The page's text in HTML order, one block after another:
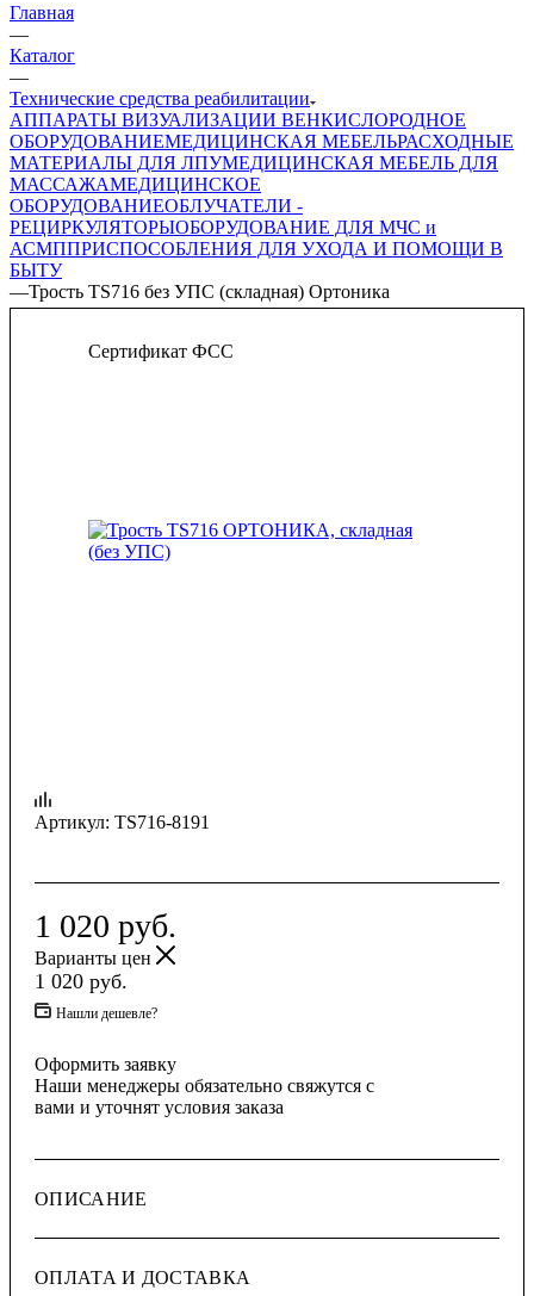
Главная
—
Каталог
—
Технические средства реабилитации
АППАРАТЫ ВИЗУАЛИЗАЦИИ ВЕНКИСЛОРОДНОЕ
ОБОРУДОВАНИЕМЕДИЦИНСКАЯ МЕБЕЛЬРАСХОДНЫЕ
МАТЕРИАЛЫ ДЛЯ ЛПУМЕДИЦИНСКАЯ МЕБЕЛЬ ДЛЯ
МАССАЖАМЕДИЦИНСКОЕ
ОБОРУДОВАНИЕОБЛУЧАТЕЛИ -
РЕЦИРКУЛЯТОРЫОБОРУДОВАНИЕ ДЛЯ МЧС и
АСМППРИСПОСОБЛЕНИЯ ДЛЯ УХОДА И ПОМОЩИ В
БЫТУ
—Трость TS716 без УПС (складная) Ортоника
Сертификат ФСС
Артикул: TS716-8191
1 020 руб.
Варианты цен
1 020 руб.
Нашли дешевле?
Оформить заявку
Наши менеджеры обязательно свяжутся с
вами и уточнят условия заказа
ОПИСАНИЕ
ОПЛАТА И ДОСТАВКА